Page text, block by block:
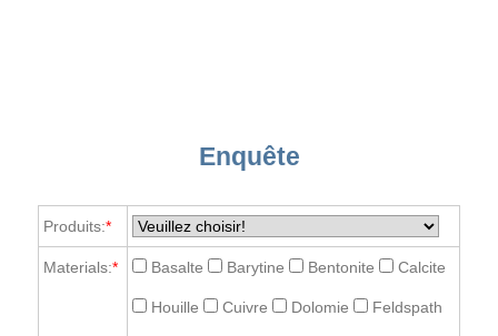
Enquête
Produits:*
Materials:* Basalte Barytine Bentonite Calcite
Houille Cuivre Dolomie Feldspath